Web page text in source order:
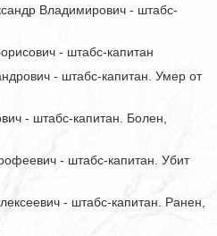
Владимирович - штабс-
- штабс-капитан
- штабс-капитан. Умер от
- штабс-капитан. Болен,
- штабс-капитан. Убит
- штабс-капитан. Ранен,